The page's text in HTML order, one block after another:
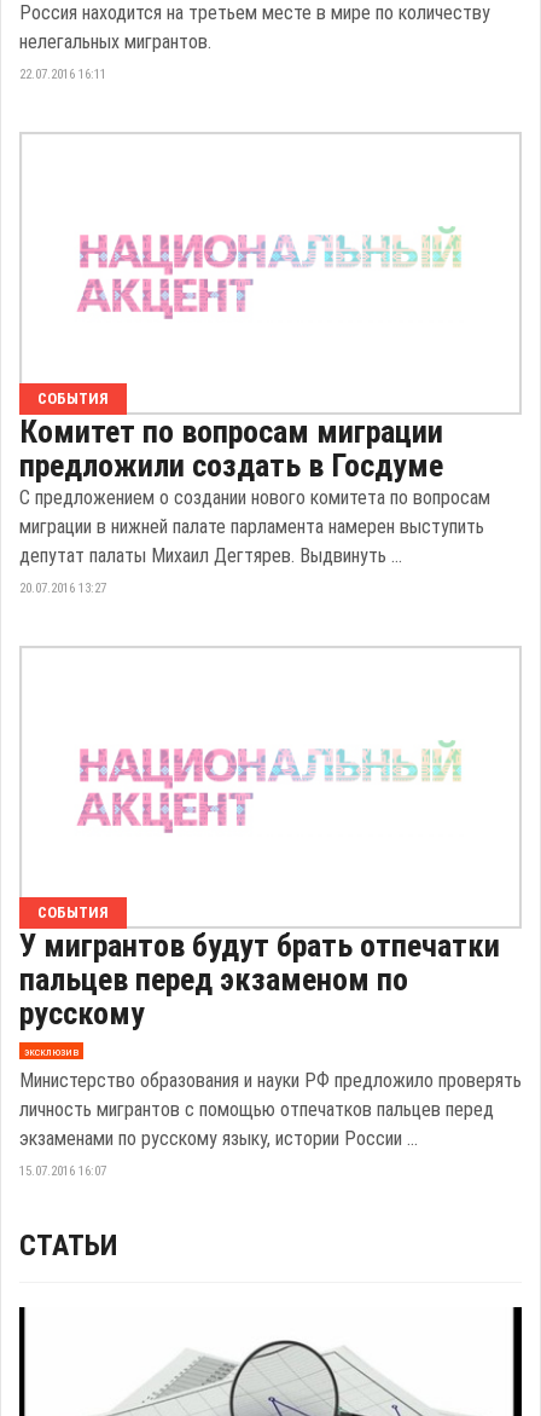
Россия находится на третьем месте в мире по количеству
нелегальных мигрантов.
22.07.2016 16:11
СОБЫТИЯ
Комитет по вопросам миграции
предложили создать в Госдуме
С предложением о создании нового комитета по вопросам
миграции в нижней палате парламента намерен выступить
депутат палаты Михаил Дегтярев. Выдвинуть ...
20.07.2016 13:27
СОБЫТИЯ
У мигрантов будут брать отпечатки
пальцев перед экзаменом по
русскому
эксклюзив
Министерство образования и науки РФ предложило проверять
личность мигрантов с помощью отпечатков пальцев перед
экзаменами по русскому языку, истории России ...
15.07.2016 16:07
СТАТЬИ